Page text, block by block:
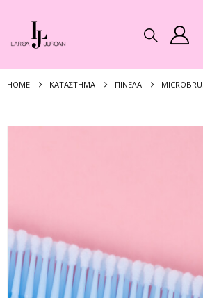
HOME ΚΑΤΆΣΤΗΜΑ ΠΙΝΈΛΑ